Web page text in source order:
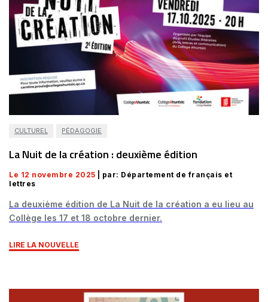
CULTUREL PÉDAGOGIE
La Nuit de la création : deuxième édition
Le 12 novembre 2025
| par: Département de français et
lettres
La deuxième édition de La Nuit de la création a eu lieu au
Collège les 17 et 18 octobre dernier.
LIRE LA NOUVELLE